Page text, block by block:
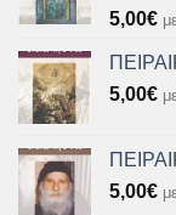
5,00€
5,00€
5,00€